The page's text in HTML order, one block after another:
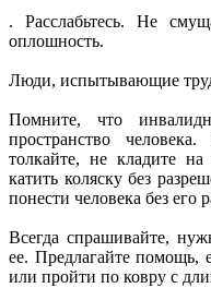
. Расслабьтесь. Не
оплошность.
Люди, испытывающие
Помните, что
пространство
толкайте, не кладите
катить коляску без
понести человека без его
Всегда спрашивайте,
ее. Предлагайте помощь,
или пройти по ковру с